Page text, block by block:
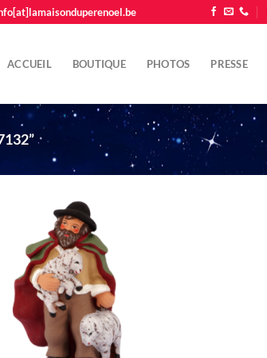
ACCUEIL BOUTIQUE PHOTOS PRESSE